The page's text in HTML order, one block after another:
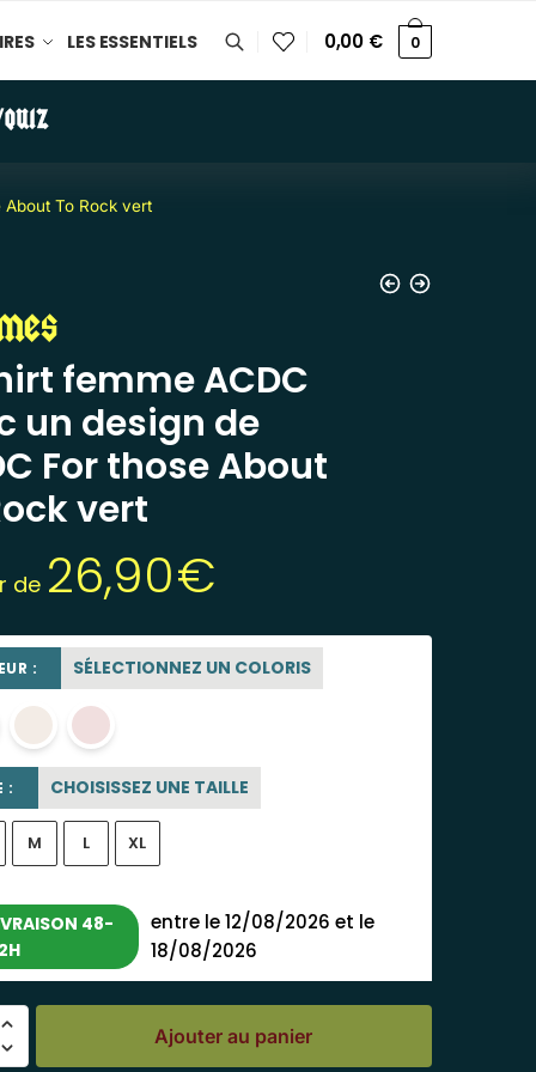
LES ESSENTIELS 0,00 € 0
QUIZ
To Rock vert
femme ACDC
un design de
For those About
vert
de 26,90€
: SÉLECTIONNEZ UN COLORIS
blanc
: CHOISISSEZ UNE TAILLE
M L XL
48-
entre le 12/08/2026 et le
18/08/2026
Ajouter au panier